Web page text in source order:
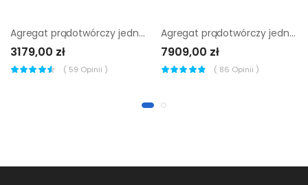
Agregat prądotwórczy jednofazowy Altrad Belle ABG2700 + AVR
3179,00 zł
( 59 Opinii )
Agregat prądotwórczy jednofazowy Endress ESE 606 HS-GT
7909,00 zł
( 86 Opinii )